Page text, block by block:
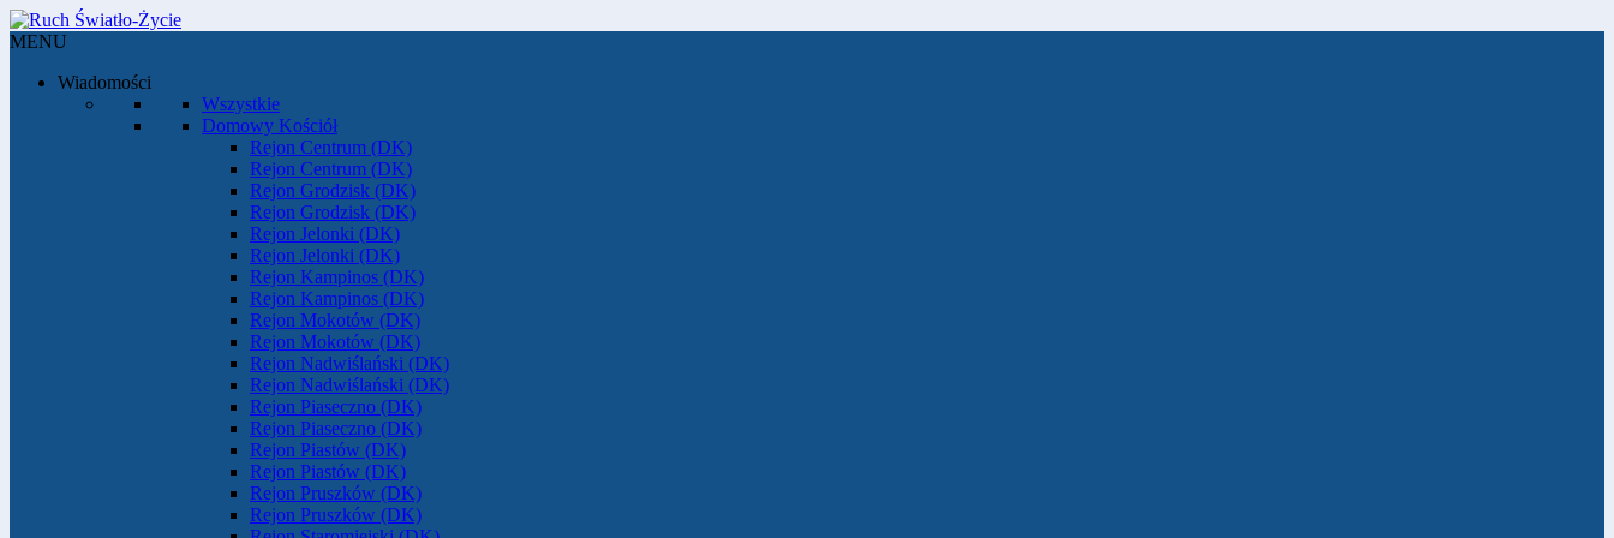
MENU
Wiadomości
Wszystkie
Domowy Kościół
Rejon Centrum (DK)
Rejon Centrum (DK)
Rejon Grodzisk (DK)
Rejon Grodzisk (DK)
Rejon Jelonki (DK)
Rejon Jelonki (DK)
Rejon Kampinos (DK)
Rejon Kampinos (DK)
Rejon Mokotów (DK)
Rejon Mokotów (DK)
Rejon Nadwiślański (DK)
Rejon Nadwiślański (DK)
Rejon Piaseczno (DK)
Rejon Piaseczno (DK)
Rejon Piastów (DK)
Rejon Piastów (DK)
Rejon Pruszków (DK)
Rejon Pruszków (DK)